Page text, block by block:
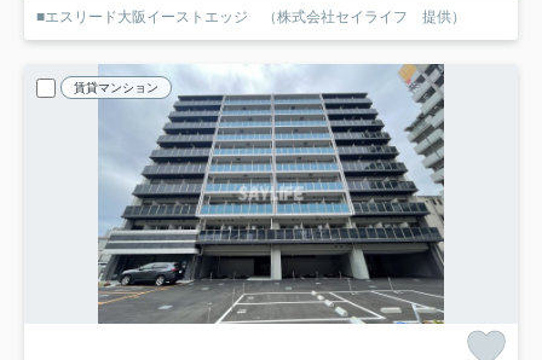
■エスリード大阪イーストエッジ （株式会社セイライフ 提供）
賃貸マンション